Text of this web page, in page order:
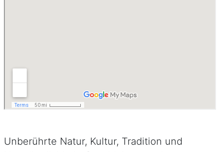
Unberührte Natur, Kultur, Tradition und